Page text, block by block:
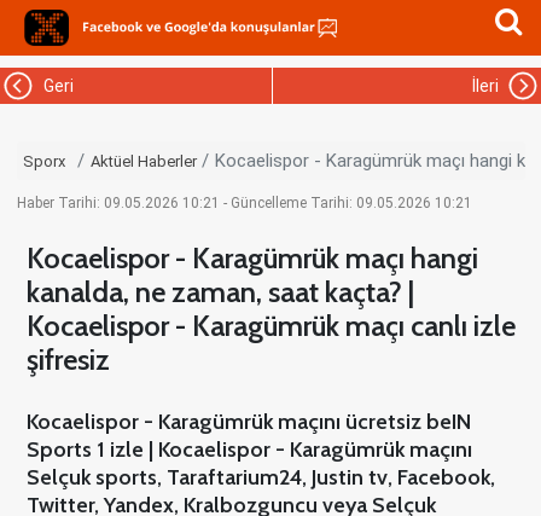
Geri İleri
Sporx Aktüel Haberler Kocaelispor - Karagümrük maçı hangi
Haber Tarihi: 09.05.2026 10:21 - Güncelleme Tarihi: 09.05.2026 10:21
Kocaelispor - Karagümrük maçı hangi
kanalda, ne zaman, saat kaçta? |
Kocaelispor - Karagümrük maçı canlı izle
şifresiz
Kocaelispor - Karagümrük maçını ücretsiz beIN
Sports 1 izle | Kocaelispor - Karagümrük maçını
Selçuk sports, Taraftarium24, Justin tv, Facebook,
Twitter, Yandex, Kralbozguncu veya Selçuk